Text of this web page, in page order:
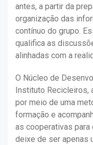
antes, a partir da
organização das
contínuo do grupo.
qualifica as
alinhadas com a
O Núcleo de
Instituto Recicleiros,
por meio de uma
formação e
as cooperativas para
deixe de ser apenas